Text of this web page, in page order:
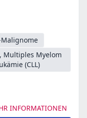
Multiples Myelom
(CLL)
INFORMATIONEN